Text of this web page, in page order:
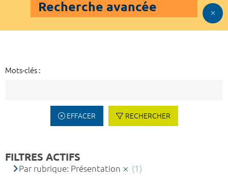
Recherche avancée
Mots-clés :
EFFACER RECHERCHER
FILTRES ACTIFS
Par rubrique: Présentation (1)